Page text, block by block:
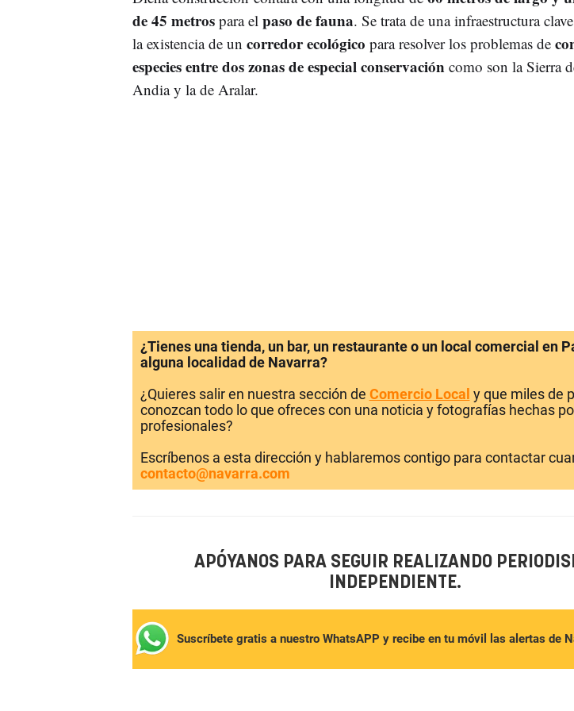
de 45 metrospara elpaso de fauna. Se trata de una infraestructura
la existencia de un corredor ecológico para resolver los problemas de
especies entre dos zonas de especial conservacióncomo son la Sierra
Andia y la de Aralar.
¿Tienes una tienda, un bar, un restaurante o un local comercial en
alguna localidad de Navarra?
¿Quieres salir en nuestra sección de Comercio Local y que miles de
conozcan todo lo que ofreces con una noticia y fotografías hechas
profesionales?
Escríbenos a esta dirección y hablaremos contigo para contactar
contacto@navarra.com
APÓYANOS PARA SEGUIR REALIZANDO
INDEPENDIENTE.
Suscríbete gratis a nuestro WhatsAPP y recibe en tu móvil las alertas de